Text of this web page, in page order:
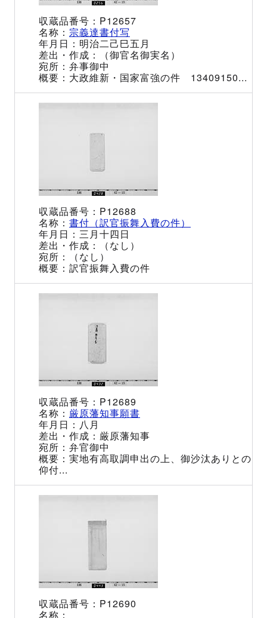
P12657
宗義達書付写
明治二己巳五月
（御官名御実名）
弁事御中
大政維新・国家富強の件 13409150...
P12688
書付（訳官振舞入費の件）
三月十四日
（なし）
（なし）
訳官振舞入費の件
P12689
厳原藩知事願書
八月
厳原藩知事
弁官御中
実地有高取調申出の上、御沙汰ありとの
仰付...
P12690